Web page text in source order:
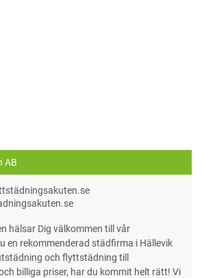
AB
hälsar Dig välkommen till vår
en rekommenderad städfirma i Hällevik
och flyttstädning till
billiga priser, har du kommit helt rätt! Vi